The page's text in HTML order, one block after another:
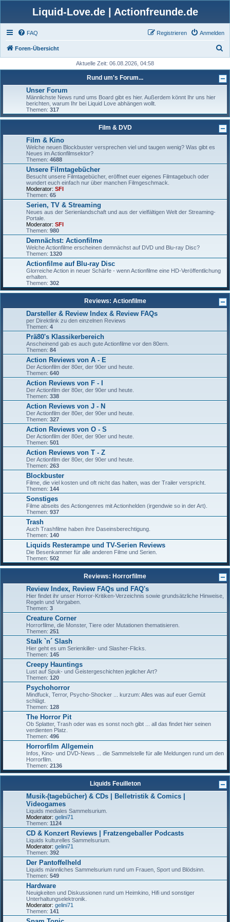
Liquid-Love.de | Actionfreunde.de
FAQ Anmelden
Registrieren
Foren-Übersicht
h
Aktuelle Zeit: 06.08.2026, 04:58
Rund um's Forum...
Unser Forum
Männlichste News rund ums Board gibt es hier. Außerdem könnt Ihr uns hier
berichten, warum Ihr bei Liquid Love abhängen wollt.
Themen: 317
Film & DVD
Film & Kino
Welche neuen Blockbuster versprechen viel und taugen wenig? Was gibt es
Neues im Actionfilmsektor?
Themen: 4688
Unsere Filmtagebücher
Besucht unsere Filmtagebücher, eröffnet euer eigenes Filmtagebuch oder
wundert euch einfach nur über manchen Filmgeschmack.
Moderator: SFI
Themen: 65
Serien, TV & Streaming
Neues aus der Serienlandschaft und aus der vielfältigen Welt der Streaming-
Portale.
Moderator: SFI
Themen: 980
Demnächst: Actionfilme
Welche Actionfilme erscheinen demnächst auf DVD und Blu-ray Disc?
Themen: 1320
Actionfilme auf Blu-ray Disc
Glorreiche Action in neuer Schärfe - wenn Actionfilme eine HD-Veröffentlichung
erhalten.
Themen: 302
Reviews: Actionfilme
Darsteller & Review Index & Review FAQs
per Direktlink zu den einzelnen Reviews
Themen: 4
Prä80's Klassikerbereich
Anscheinend gab es auch gute Actionfilme vor den 80ern.
Themen: 84
Action Reviews von A - E
Der Actionfilm der 80er, der 90er und heute.
Themen: 640
Action Reviews von F - I
Der Actionfilm der 80er, der 90er und heute.
Themen: 338
Action Reviews von J - N
Der Actionfilm der 80er, der 90er und heute.
Themen: 327
Action Reviews von O - S
Der Actionfilm der 80er, der 90er und heute.
Themen: 501
Action Reviews von T - Z
Der Actionfilm der 80er, der 90er und heute.
Themen: 263
Blockbuster
Filme, die viel kosten und oft nicht das halten, was der Trailer verspricht.
Themen: 144
Sonstiges
Filme abseits des Actiongenres mit Actionhelden (irgendwie so in der Art).
Themen: 937
Trash
Auch Trashfilme haben ihre Daseinsberechtigung.
Themen: 140
Liquids Resterampe und TV-Serien Reviews
Die Besenkammer für alle anderen Filme und Serien.
Themen: 502
Reviews: Horrorfilme
Review Index, Review FAQs und FAQ's
Hier findet ihr unser Horror-Kritiken-Verzeichnis sowie grundsätzliche Hinweise,
Regeln und Vorgaben.
Themen: 3
Creature Corner
Horrorfilme, die Monster, Tiere oder Mutationen thematisieren.
Themen: 251
Stalk `n´ Slash
Hier geht es um Serienkiller- und Slasher-Flicks.
Themen: 145
Creepy Hauntings
Lust auf Spuk- und Geistergeschichten jeglicher Art?
Themen: 120
Psychohorror
Mindfuck, Terror, Psycho-Shocker ... kurzum: Alles was auf euer Gemüt
schlägt.
Themen: 128
The Horror Pit
Ob Splatter, Trash oder was es sonst noch gibt ... all das findet hier seinen
verdienten Platz.
Themen: 496
Horrorfilm Allgemein
Infos, Kino- und DVD-News ... die Sammelstelle für alle Meldungen rund um den
Horrorfilm.
Themen: 2136
Liquids Feuilleton
Musik-(tagebücher) & CDs | Belletristik & Comics |
Videogames
Liquids mediales Sammelsurium.
Moderator: gelini71
Themen: 1124
CD & Konzert Reviews | Fratzengeballer Podcasts
Liquids kulturelles Sammelsurium.
Moderator: gelini71
Themen: 392
Der Pantoffelheld
Liquids männliches Sammelsurium rund um Frauen, Sport und Blödsinn.
Themen: 549
Hardware
Neuigkeiten und Diskussionen rund um Heimkino, Hifi und sonstiger
Unterhaltungselektronik.
Moderator: gelini71
Themen: 141